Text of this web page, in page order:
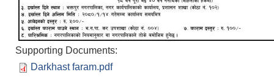
Supporting Documents:
Darkhast faram.pdf